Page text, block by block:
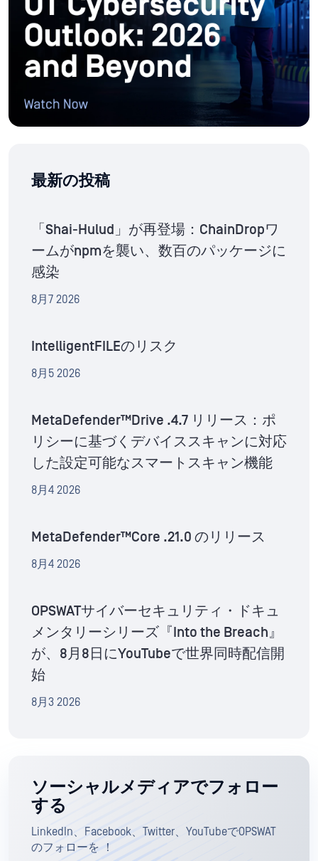
最新の投稿
「Shai-Hulud」が再登場：ChainDropワ
ームがnpmを襲い、数百のパッケージに
感染
8月7 2026
IntelligentFILEのリスク
8月5 2026
MetaDefender™Drive .4.7 リリース：ポ
リシーに基づくデバイススキャンに対応
した設定可能なスマートスキャン機能
8月4 2026
MetaDefender™Core .21.0 のリリース
8月4 2026
OPSWATサイバーセキュリティ・ドキュ
メンタリーシリーズ『Into the Breach』
が、8月8日にYouTubeで世界同時配信開
始
8月3 2026
ソーシャルメディアでフォロー
する
LinkedIn、Facebook、Twitter、YouTubeでOPSWAT
のフォローを ！